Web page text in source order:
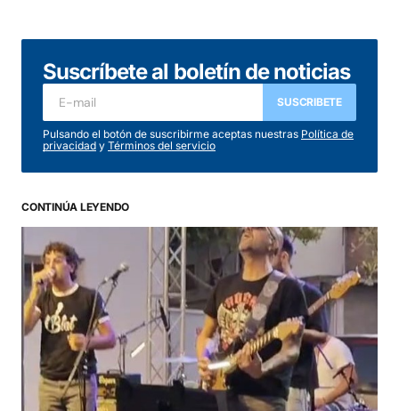
Suscríbete al boletín de noticias
SUSCRIBETE
Pulsando el botón de suscribirme aceptas nuestras Política de
privacidad y Términos del servicio
CONTINÚA LEYENDO